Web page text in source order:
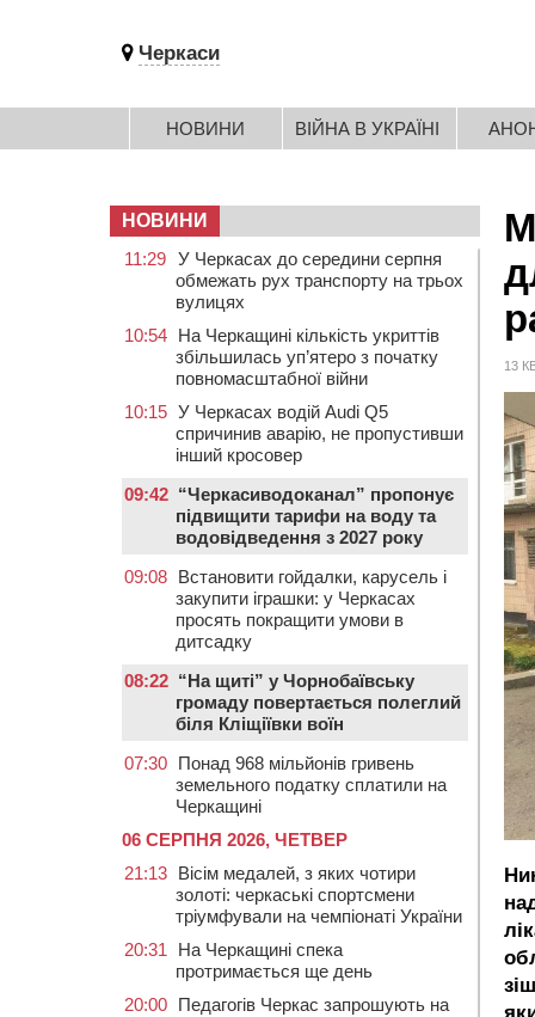
Черкаси
НОВИНИ ВІЙНА В УКРАЇНІ
13
НОВИНИ
11:29 У Черкасах до середини серпня
обмежать рух транспорту на трьох
вулицях
10:54 На Черкащині кількість укриттів
збільшилась уп’ятеро з початку
повномасштабної війни
10:15 У Черкасах водій Audi Q5
спричинив аварію, не пропустивши
інший кросовер
09:42 “Черкасиводоканал” пропонує
підвищити тарифи на воду та
водовідведення з 2027 року
09:08 Встановити гойдалки, карусель і
закупити іграшки: у Черкасах
просять покращити умови в
дитсадку
08:22 “На щиті” у Чорнобаївську
громаду повертається полеглий
біля Кліщіївки воїн
07:30 Понад 968 мільйонів гривень
земельного податку сплатили на
Черкащині
06 СЕРПНЯ 2026, ЧЕТВЕР
21:13 Вісім медалей, з яких чотири
золоті: черкаські спортсмени
тріумфували на чемпіонаті України
20:31
На Черкащині спека
протримається ще день
20:00 Педагогів Черкас запрошують на